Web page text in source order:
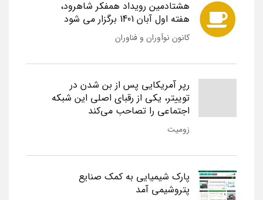
هشتادمین رویداد همفکر شاهرود،
هفته اول آبان 1401 برگزار می شود
کانون نوآوران و فناوران
رپر آمریکایی پس از بن شدن در
توییتر، یکی از رقبای اصلی این شبکه
اجتماعی را تصاحب می‌کند
زومیت
پارک شیمیایی به کمک صنایع
پتروشیمی آمد